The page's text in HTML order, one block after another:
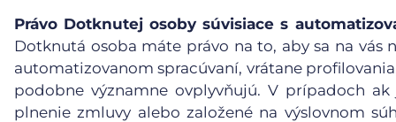
Právo Dotknutej osoby súvisiace s
Dotknutá osoba máte právo na to, aby sa na vás
automatizovanom spracúvaní, vrátane
podobne významne ovplyvňujú. V prípadoch
plnenie zmluvy alebo založené na výslovnom